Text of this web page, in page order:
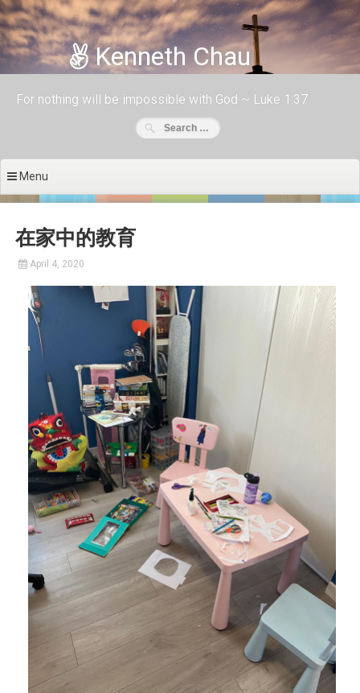
Skip to content
Kenneth Chau
For nothing will be impossible with God ~ Luke 1:37
Menu
在家中的教育
April 4, 2020